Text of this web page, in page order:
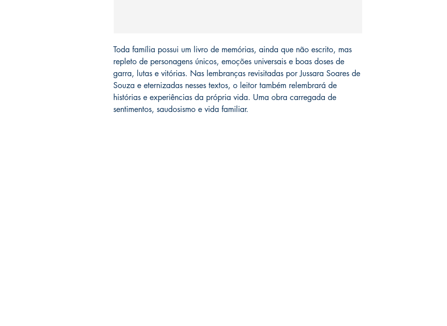
Toda família possui um livro de memórias, ainda que não escrito, mas
repleto de personagens únicos, emoções universais e boas doses de
garra, lutas e vitórias. Nas lembranças revisitadas por Jussara Soares de
Souza e eternizadas nesses textos, o leitor também relembrará de
histórias e experiências da própria vida. Uma obra carregada de
sentimentos, saudosismo e vida familiar.